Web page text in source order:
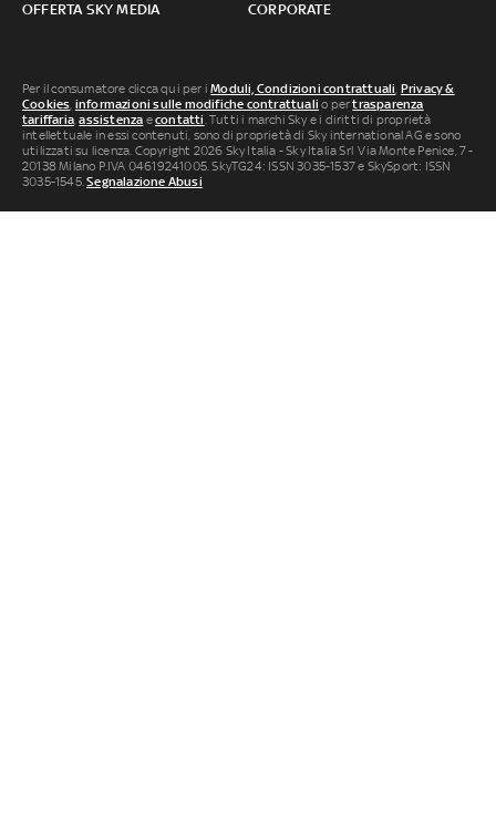
OFFERTA SKY MEDIA CORPORATE
Per il consumatore clicca qui per iModuli, Condizioni contrattuali, Privacy &
Cookies, informazioni sulle modifiche contrattuali o pertrasparenza
tariffaria,assistenza econtatti. Tutti i marchi Sky e i diritti di proprietà
intellettuale in essi contenuti, sono di proprietà di Sky international AG e sono
utilizzati su licenza. Copyright 2026 Sky Italia - Sky Italia Srl Via Monte Penice, 7 -
20138 Milano P.IVA 04619241005. SkyTG24: ISSN 3035-1537 e SkySport: ISSN
3035-1545.Segnalazione Abusi